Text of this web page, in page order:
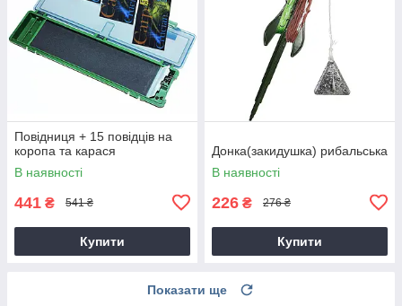
Повідниця + 15 повідців на
коропа та карася
В наявності
441 ₴ 541 ₴
Купити
Донка(закидушка) рибальська
В наявності
226 ₴ 276 ₴
Купити
Показати ще